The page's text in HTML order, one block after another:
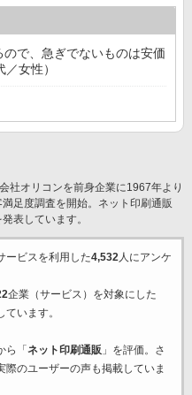
で、急ぎでないものは安価
女性）
社オリコンを前身企業に1967年より
足度調査を開始。ネット印刷通販
表しています。
ービスを利用した4,532人にアンケ
企業（サービス）を対象にした
ています。
ら「 ネット印刷通販 」を評価。さ
際のユーザーの声も掲載していま